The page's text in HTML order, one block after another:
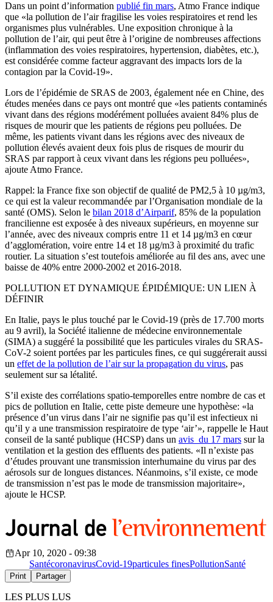
Dans un point d’information publié fin mars, Atmo France indique
que «la pollution de l’air fragilise les voies respiratoires et rend les
organismes plus vulnérables. Une exposition chronique à la
pollution de l’air, qui peut être à l’origine de nombreuses affections
(inflammation des voies respiratoires, hypertension, diabètes, etc.),
est considérée comme facteur aggravant des impacts lors de la
contagion par la Covid-19».
Lors de l’épidémie de SRAS de 2003, également née en Chine, des
études menées dans ce pays ont montré que «les patients contaminés
vivant dans des régions modérément polluées avaient 84% plus de
risques de mourir que les patients de régions peu polluées. De
même, les patients vivant dans les régions avec des niveaux de
pollution élevés avaient deux fois plus de risques de mourir du
SRAS par rapport à ceux vivant dans les régions peu polluées»,
ajoute Atmo France.
Rappel: la France fixe son objectif de qualité de PM2,5 à 10 µg/m3,
ce qui est la valeur recommandée par l’Organisation mondiale de la
santé (OMS). Selon le bilan 2018 d’Airparif, 85% de la population
francilienne est exposée à des niveaux supérieurs, en moyenne sur
l’année, avec des niveaux compris entre 11 et 14 µg/m3 en cœur
d’agglomération, voire entre 14 et 18 µg/m3 à proximité du trafic
routier. La situation s’est toutefois améliorée au fil des ans, avec une
baisse de 40% entre 2000-2002 et 2016-2018.
POLLUTION ET DYNAMIQUE ÉPIDÉMIQUE: UN LIEN À
DÉFINIR
En Italie, pays le plus touché par le Covid-19 (près de 17.700 morts
au 9 avril), la Société italienne de médecine environnementale
(SIMA) a suggéré la possibilité que les particules virales du SRAS-
CoV-2 soient portées par les particules fines, ce qui suggérerait aussi
un effet de la pollution de l’air sur la propagation du virus, pas
seulement sur sa létalité.
S’il existe des corrélations spatio-temporelles entre nombre de cas et
pics de pollution en Italie, cette piste demeure une hypothèse: «la
présence d’un virus dans l’air ne signifie pas qu’il est infectieux ni
qu’il y a une transmission respiratoire de type ‘air’», rappelle le Haut
conseil de la santé publique (HCSP) dans un avis du 17 mars sur la
ventilation et la gestion des effluents des patients. «Il n’existe pas
d’études prouvant une transmission interhumaine du virus par des
aérosols sur de longues distances. Néanmoins, s’il existe, ce mode
de transmission n’est pas le mode de transmission majoritaire»,
ajoute le HCSP.
Apr 10, 2020 - 09:38
SantécoronavirusCovid-19particules finesPollutionSanté
Print Partager
LES PLUS LUS